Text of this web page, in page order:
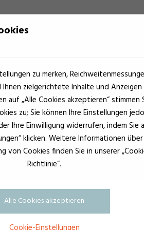
zu merken,
zielgerichtete Inhalte und Anzeigen
auf „Alle Cookies akzeptieren“ stimmen
zu; Sie können Ihre Einstellungen
Ihre Einwilligung widerrufen, indem Sie
klicken. Weitere Informationen über
von Cookies finden Sie in unserer
Richtlinie“.
Alle Cookies akzeptieren